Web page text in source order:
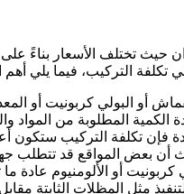
حيث تختلف الأسعار بناءً
تكلفة التركيب، فيما يلي
أو البولي كربونيت أو
الكمية المطلوبة من المواد
فإن تكلفة التركيب ستكون
بعض المواقع قد تتطلب
كربونيت أو الألومنيوم
مثل المظلات الثابتة